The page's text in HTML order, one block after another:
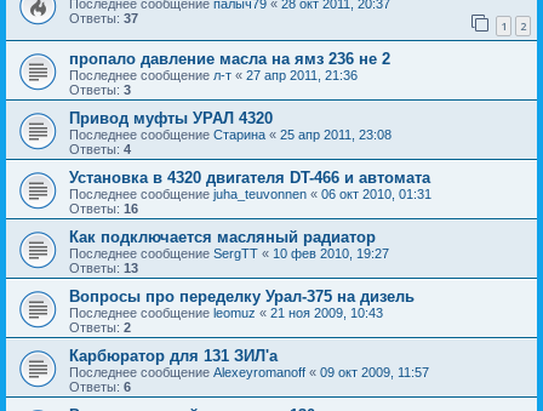
Последнее сообщение палыч79 « 28 окт 2011, 20:37
Ответы: 37 1 2
пропало давление масла на ямз 236 не 2
Последнее сообщение л-т « 27 апр 2011, 21:36
Ответы: 3
Привод муфты УРАЛ 4320
Последнее сообщение Старина « 25 апр 2011, 23:08
Ответы: 4
Установка в 4320 двигателя DT-466 и автомата
Последнее сообщение juha_teuvonnen « 06 окт 2010, 01:31
Ответы: 16
Как подключается масляный радиатор
Последнее сообщение SergTT « 10 фев 2010, 19:27
Ответы: 13
Вопросы про переделку Урал-375 на дизель
Последнее сообщение leomuz « 21 ноя 2009, 10:43
Ответы: 2
Карбюратор для 131 ЗИЛ'а
Последнее сообщение Alexeyromanoff « 09 окт 2009, 11:57
Ответы: 6